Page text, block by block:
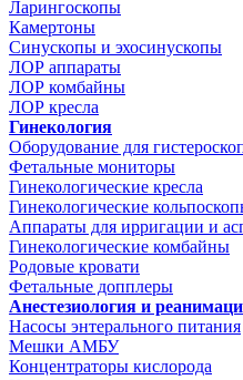
Ларингоскопы
Камертоны
Синускопы и эхосинускопы
ЛОР аппараты
ЛОР комбайны
ЛОР кресла
Гинекология
Оборудование для
Фетальные мониторы
Гинекологические кресла
Гинекологические
Аппараты для ирригации и
Гинекологические комбайны
Родовые кровати
Фетальные допплеры
Анестезиология и
Насосы энтерального питания
Мешки АМБУ
Концентраторы кислорода